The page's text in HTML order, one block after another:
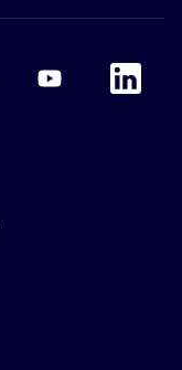
Accor Youtube
Accor